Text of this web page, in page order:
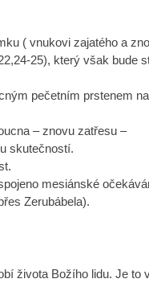
( vnukovi zajatého a
25), který však bude
pečetním prstenem
– znovu zatřesu –
skutečností.
mesiánské
Zerubábela).
života Božího lidu. Je